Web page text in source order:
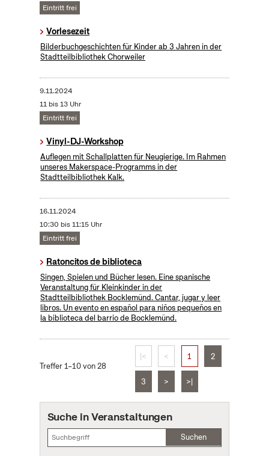
Eintritt frei
Vorlesezeit
Bilderbuchgeschichten für Kinder ab 3 Jahren in der
Stadtteilbibliothek Chorweiler
9.11.2024
11 bis 13 Uhr
Eintritt frei
Vinyl-DJ-Workshop
Auflegen mit Schallplatten für Neugierige. Im Rahmen
unseres Makerspace-Programms in der
Stadtteilbibliothek Kalk.
16.11.2024
10:30 bis 11:15 Uhr
Eintritt frei
Ratoncitos de biblioteca
Singen, Spielen und Bücher lesen. Eine spanische
Veranstaltung für Kleinkinder in der
Stadtteilbibliothek Bocklemünd. Cantar, jugar y leer
libros. Un evento en español para niños pequeños en
la biblioteca del barrio de Bocklemünd.
Treffer 1–10 von 28
|< < 1 2
3 > >|
Suche in Veranstaltungen
Suchen